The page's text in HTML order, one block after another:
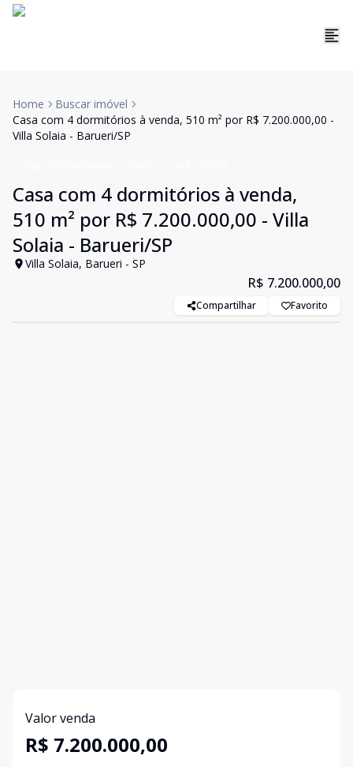
Home
Buscar imóvel
Casa com 4 dormitórios à venda, 510 m² por R$ 7.200.000,00 -
Villa Solaia - Barueri/SP
Casa com 4 dormitórios à venda,
510 m² por R$ 7.200.000,00 - Villa
Solaia - Barueri/SP
Villa Solaia, Barueri - SP
R$ 7.200.000,00
Compartilhar Favorito
Valor venda
R$ 7.200.000,00